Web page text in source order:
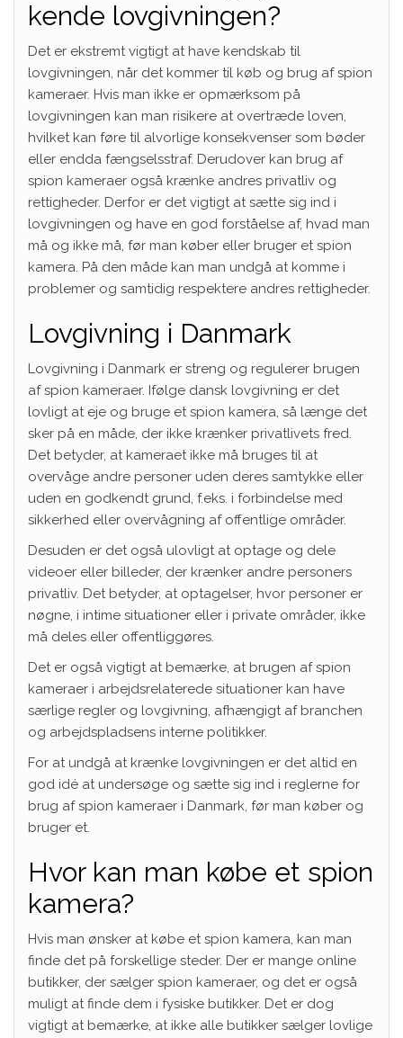
kende lovgivningen?
Det er ekstremt vigtigt at have kendskab til
lovgivningen, når det kommer til køb og brug af spion
kameraer. Hvis man ikke er opmærksom på
lovgivningen kan man risikere at overtræde loven,
hvilket kan føre til alvorlige konsekvenser som bøder
eller endda fængselsstraf. Derudover kan brug af
spion kameraer også krænke andres privatliv og
rettigheder. Derfor er det vigtigt at sætte sig ind i
lovgivningen og have en god forståelse af, hvad man
må og ikke må, før man køber eller bruger et spion
kamera. På den måde kan man undgå at komme i
problemer og samtidig respektere andres rettigheder.
Lovgivning i Danmark
Lovgivning i Danmark er streng og regulerer brugen
af spion kameraer. Ifølge dansk lovgivning er det
lovligt at eje og bruge et spion kamera, så længe det
sker på en måde, der ikke krænker privatlivets fred.
Det betyder, at kameraet ikke må bruges til at
overvåge andre personer uden deres samtykke eller
uden en godkendt grund, f.eks. i forbindelse med
sikkerhed eller overvågning af offentlige områder.
Desuden er det også ulovligt at optage og dele
videoer eller billeder, der krænker andre personers
privatliv. Det betyder, at optagelser, hvor personer er
nøgne, i intime situationer eller i private områder, ikke
må deles eller offentliggøres.
Det er også vigtigt at bemærke, at brugen af spion
kameraer i arbejdsrelaterede situationer kan have
særlige regler og lovgivning, afhængigt af branchen
og arbejdspladsens interne politikker.
For at undgå at krænke lovgivningen er det altid en
god idé at undersøge og sætte sig ind i reglerne for
brug af spion kameraer i Danmark, før man køber og
bruger et.
Hvor kan man købe et spion
kamera?
Hvis man ønsker at købe et spion kamera, kan man
finde det på forskellige steder. Der er mange online
butikker, der sælger spion kameraer, og det er også
muligt at finde dem i fysiske butikker. Det er dog
vigtigt at bemærke, at ikke alle butikker sælger lovlige